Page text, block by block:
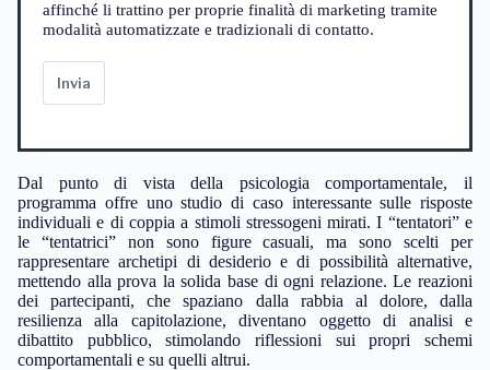
affinché li trattino per proprie finalità di marketing tramite
modalità automatizzate e tradizionali di contatto.
Invia
Dal punto di vista della psicologia comportamentale, il
programma offre uno studio di caso interessante sulle risposte
individuali e di coppia a stimoli stressogeni mirati. I “tentatori” e
le “tentatrici” non sono figure casuali, ma sono scelti per
rappresentare archetipi di desiderio e di possibilità alternative,
mettendo alla prova la solida base di ogni relazione. Le reazioni
dei partecipanti, che spaziano dalla rabbia al dolore, dalla
resilienza alla capitolazione, diventano oggetto di analisi e
dibattito pubblico, stimolando riflessioni sui propri schemi
comportamentali e su quelli altrui.